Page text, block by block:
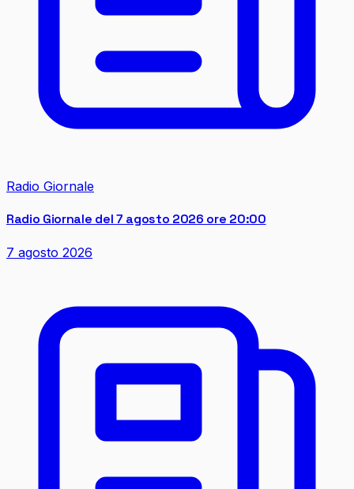
Radio Giornale
Radio Giornale del 7 agosto 2026 ore 20:00
7 agosto 2026